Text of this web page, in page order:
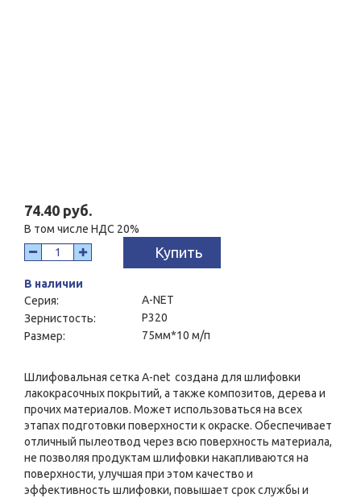
74.40 руб.
В том числе НДС 20%
Купить
В наличии
Серия:
A-NET
Зернистость:
P320
Размер:
75мм*10 м/п
Шлифовальная сетка A-net создана для шлифовки
лакокрасочных покрытий, а также композитов, дерева и
прочих материалов. Может использоваться на всех
этапах подготовки поверхности к окраске. Обеспечивает
отличный пылеотвод через всю поверхность материала,
не позволяя продуктам шлифовки накапливаются на
поверхности, улучшая при этом качество и
эффективность шлифовки, повышает срок службы и